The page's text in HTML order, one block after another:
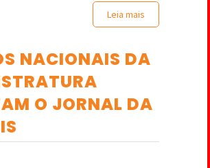
Leia mais
NACIONAIS DA
O JORNAL DA